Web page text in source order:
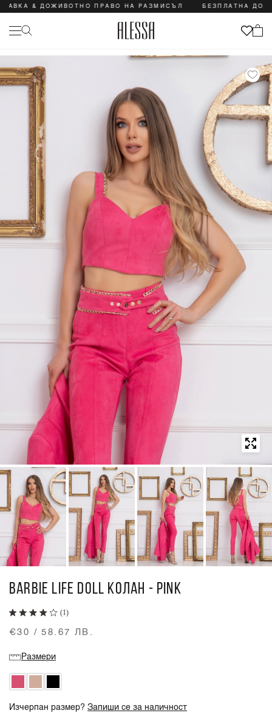
& ДОЖИВОТНО ПРАВО НА РАЗМИСЪЛ БЕЗПЛАТНА
BARBIE LIFE DOLL КОЛАН - PINK
(1)
€30 / 58.67 ЛВ.
Размери
Изчерпан размер?Запиши се за наличност